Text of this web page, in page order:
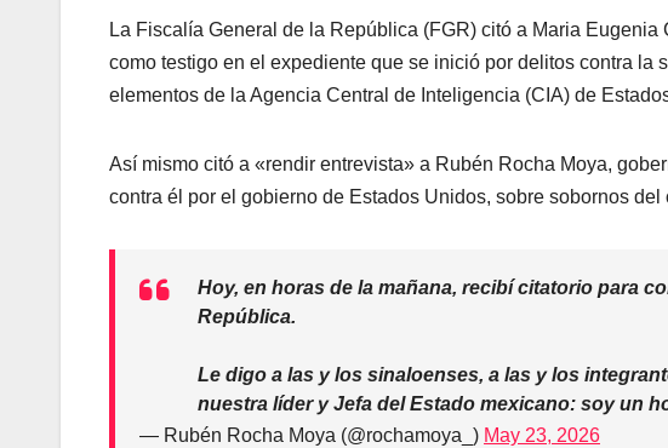
La Fiscalía General de la República (FGR) citó a Maria
como testigo en el expediente que se inició por delitos contra la
elementos de la Agencia Central de Inteligencia (CIA) de
Así mismo citó a «rendir entrevista» a Rubén Rocha Moya,
contra él por el gobierno de Estados Unidos, sobre sobornos del
Hoy, en horas de la mañana, recibí citatorio para
República.
Le digo a las y los sinaloenses, a las y los
nuestra líder y Jefa del Estado mexicano: soy un
— Rubén Rocha Moya (@rochamoya_) May 23, 2026